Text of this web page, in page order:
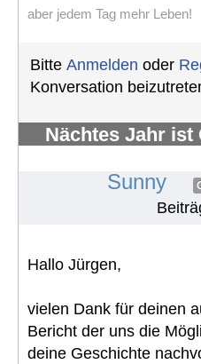
aber jedem Tag mehr Leben!
Bitte Anmelden oder
Konversation
Nächtes Jahr ist
Sunny
Hallo Jürgen,
vielen Dank für deinen
Bericht der uns die
deine Geschichte